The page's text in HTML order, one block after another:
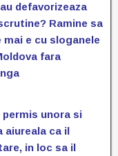
defavorizeaza
Ramine sa
mai e cu sloganele
fara
unora si
aiureala ca il
in loc sa il